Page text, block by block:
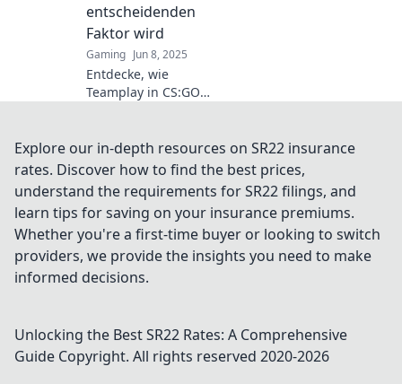
siegen!
entscheidenden
Faktor wird
Gaming Jun 8, 2025
Entdecke, wie
Teamplay in CS:GO
wird! Tipps und
Strategien, die deinen
Explore our in-depth resources on SR22 insurance
rates. Discover how to find the best prices,
understand the requirements for SR22 filings, and
learn tips for saving on your insurance premiums.
Whether you're a first-time buyer or looking to switch
providers, we provide the insights you need to make
informed decisions.
Unlocking the Best SR22 Rates: A Comprehensive
Guide Copyright. All rights reserved 2020-2026